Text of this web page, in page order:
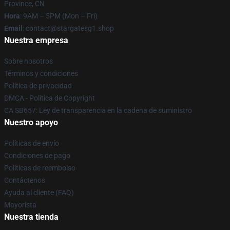
Province, CN
Hora: 9AM – 5PM (Mon – Fri)
Email : contact@stargatesg1.shop
Nuestra empresa
Sobre nosotros
Términos y condiciones
Política de privacidad
DMCA - Política de Copyright
CA SB657: Ley de transparencia en la cadena de suministro
Nuestro apoyo
Políticas de envío
Condiciones de pago
Políticas de reembolso
Contáctenos
Ayuda al cliente (FAQ)
Mayorista
Nuestra tienda